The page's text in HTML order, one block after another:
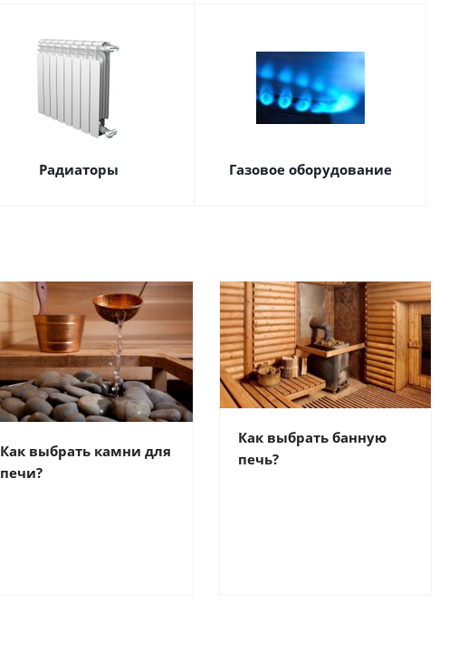
Радиаторы Газовое оборудование
Как выбрать камни для
печи?
Как выбрать банную
печь?